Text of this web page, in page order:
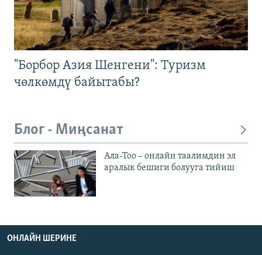
"Борбор Азия Шенгени": Туризм
чөлкөмдү байытабы?
Блог - Миңсанат
Ала-Тоо – онлайн таалимдин эл
аралык бешиги болууга тийиш
ОНЛАЙН ШЕРИНЕ